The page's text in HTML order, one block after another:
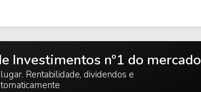
Investimentos nº1 do mercado
Rentabilidade, dividendos e